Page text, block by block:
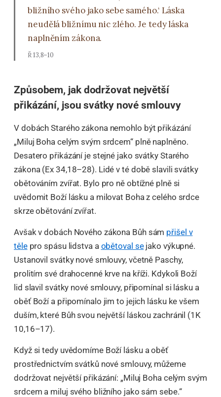
bližního svého jako sebe samého.‘ Láska
neudělá bližnímu nic zlého. Je tedy láska
naplněním zákona.
Ř 13,8–10
Způsobem, jak dodržovat největší
přikázání, jsou svátky nové smlouvy
V dobách Starého zákona nemohlo být přikázání
„Miluj Boha celým svým srdcem“ plně naplněno.
Desatero přikázání je stejné jako svátky Starého
zákona (Ex 34,18–28). Lidé v té době slavili svátky
obětováním zvířat. Bylo pro ně obtížné plně si
uvědomit Boží lásku a milovat Boha z celého srdce
skrze obětování zvířat.
Avšak v dobách Nového zákona Bůh sám přišel v
tělepro spásu lidstva a obětoval sejako výkupné.
Ustanovil svátky nové smlouvy, včetně Paschy,
prolitím své drahocenné krve na kříži. Kdykoli Boží
lid slavil svátky nové smlouvy, připomínal si lásku a
oběť Boží a připomínalo jim to jejich lásku ke všem
duším, které Bůh svou největší láskou zachránil (1K
10,16–17).
Když si tedy uvědomíme Boží lásku a oběť
prostřednictvím svátků nové smlouvy, můžeme
dodržovat největší přikázání: „Miluj Boha celým svým
srdcem a miluj svého bližního jako sám sebe.“